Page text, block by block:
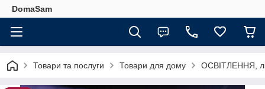
DomaSam
Товари та послуги Товари для дому ОСВІТЛЕННЯ,